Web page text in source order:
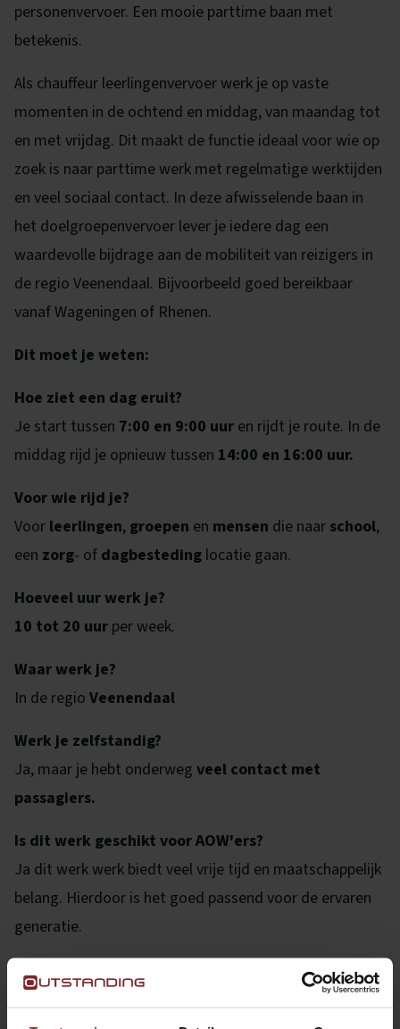
personenvervoer. Een mooie parttime baan met
betekenis.
Als chauffeur leerlingenvervoer werk je op vaste
momenten in de ochtend en middag, van maandag tot
en met vrijdag. Dit maakt de functie ideaal voor wie op
zoek is naar parttime werk met regelmatige werktijden
en veel sociaal contact. In deze afwisselende baan in
het doelgroepenvervoer lever je iedere dag een
waardevolle bijdrage aan de mobiliteit van reizigers in
de regio Veenendaal. Bijvoorbeeld goed bereikbaar
vanaf Wageningen of Rhenen.
Dit moet je weten:
Hoe ziet een dag eruit?
Je start tussen 7:00 en 9:00 uur en rijdt je route. In de
middag rijd je opnieuw tussen 14:00 en 16:00 uur.
Voor wie rijd je?
Voor leerlingen, groepen en mensen die naar school,
een zorg- of dagbesteding locatie gaan.
Hoeveel uur werk je?
10 tot 20 uur per week.
Waar werk je?
In de regio Veenendaal
Werk je zelfstandig?
Ja, maar je hebt onderweg veel contact met
passagiers.
Is dit werk geschikt voor AOW'ers?
Ja dit werk werk biedt veel vrije tijd en maatschappelijk
belang. Hierdoor is het goed passend voor de ervaren
generatie.
Functie-eisen Chauffeur groeps- en